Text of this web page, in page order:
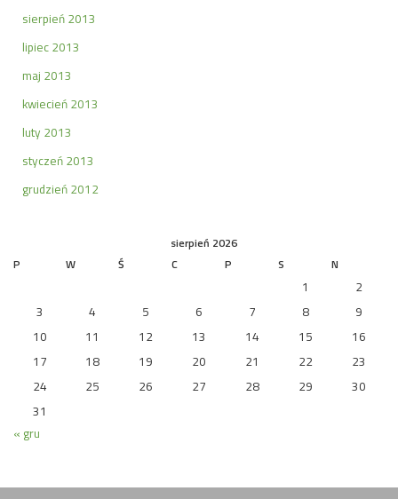
sierpień 2013
lipiec 2013
maj 2013
kwiecień 2013
luty 2013
styczeń 2013
grudzień 2012
sierpień 2026
P
W Ś C P S N
1
2
3
4 5 6 7 8
9
10
11 12 13 14 15
16
17
18 19 20 21 22
23
24
25 26 27 28 29
30
31
« gru